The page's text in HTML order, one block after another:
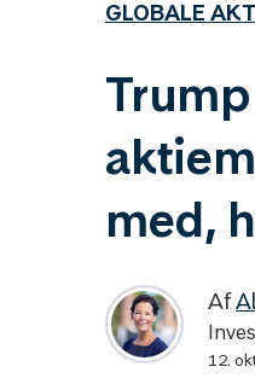
GLOBALE
med,
Af
12.